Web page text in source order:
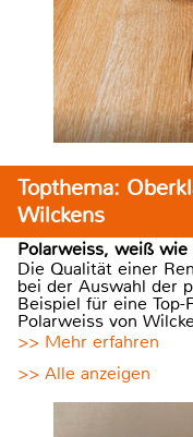
Topthema:
Wilckens
Polarweiss, weiß wie
Die Qualität einer
bei der Auswahl der
Beispiel für eine
Polarweiss von
>> Mehr erfahren
>> Alle anzeigen